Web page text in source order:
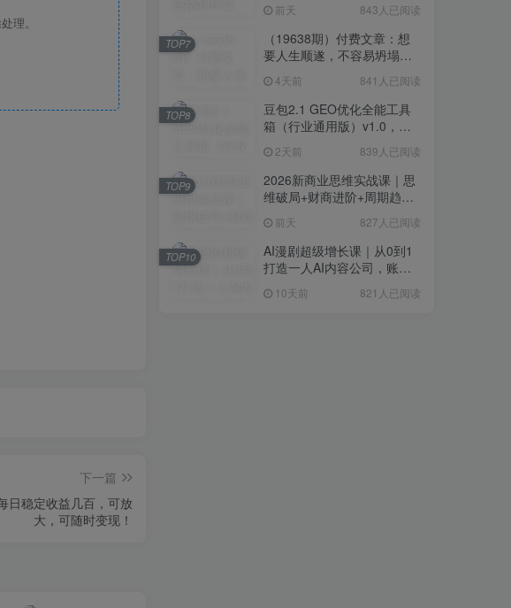
理。
下一篇
日稳定收益几百，可放
大，可随时变现！
前天 843人已阅读
（19638期）付费文章：想
要人生顺遂，不容易坍塌，
4天前 841人已阅读
TOP7
豆包2.1 GEO优化全能工具
箱（行业通用版）v1.0，会
景 2天前 839人已阅读
TOP8
2026新商业思维实战课｜思
维破局+财商进阶+周期趋势
度解析全体系
前天 827人已阅读
TOP9
AI漫剧超级增长课｜从0到1
打造一人AI内容公司，账号
流程实战
10天前 821人已阅读
TOP10